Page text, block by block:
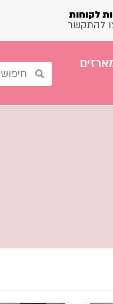
לקוחות
להתקשר